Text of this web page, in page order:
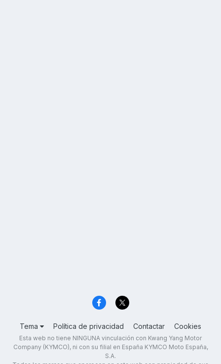
Tema Política de privacidad Contactar Cookies
Esta web no tiene NINGUNA vinculación con Kwang Yang Motor
Company (KYMCO), ni con su filial en España KYMCO Moto España,
S.A.